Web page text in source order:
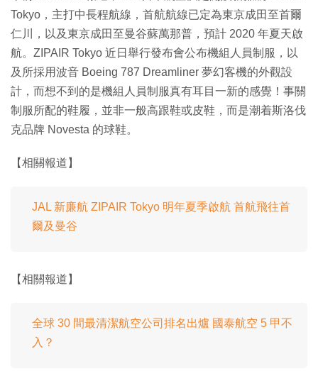
Tokyo，主打中長程航線，首航航線已定為東京成田至首爾
仁川，以及東京成田至曼谷蘇萬那普，預計 2020 年夏天啟
航。ZIPAIR Tokyo 近日舉行發布會公布機組人員制服，以
及所採用波音 Boeing 787 Dreamliner 夢幻客機的外觀設
計，而想不到的是機組人員制服真有耳目一新的感覺！事關
制服所配的鞋履，並非一般高跟鞋或皮鞋，而是潮着斯洛伐
克品牌 Novesta 的球鞋。
【相關報道】
JAL 新廉航 ZIPAIR Tokyo 明年夏季啟航 首航飛往首
爾及曼谷
【相關報道】
全球 30 間最清潔航空公司排名出爐 國泰航空 5 甲不
入？